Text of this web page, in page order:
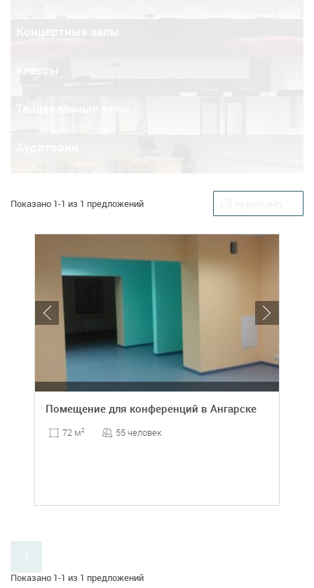
Классы
Показано 1-1 из 1 предложений
Помещение для конференций в Ангарске
72 м2 55 человек
Показано 1-1 из 1 предложений
1